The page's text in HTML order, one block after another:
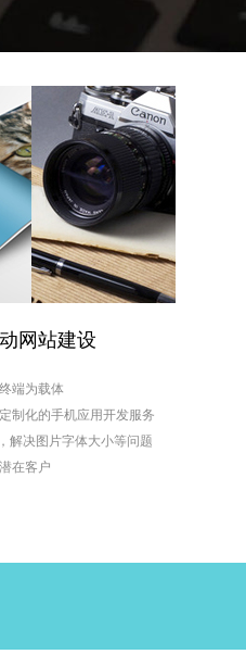
网站建设
端为载体
制化的手机应用开发服务
解决图片字体大小等问题
在客户